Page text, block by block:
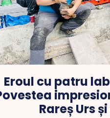
Eroul cu patru
Rareș Urs